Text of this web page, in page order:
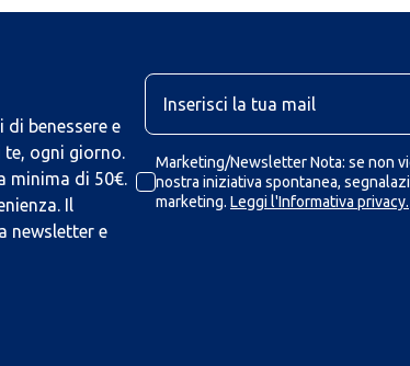
benessere e
ogni giorno.
minima di 50€.
Il
newsletter e
Marketing/Newsletter Nota: se non
nostra iniziativa spontanea,
marketing. Leggi l'Informativa privacy.